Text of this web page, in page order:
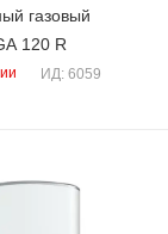
газовый
120 R
ИД: 6059